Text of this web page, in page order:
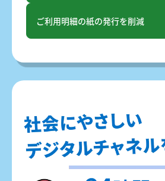
ご利用明細の紙の発行を削減